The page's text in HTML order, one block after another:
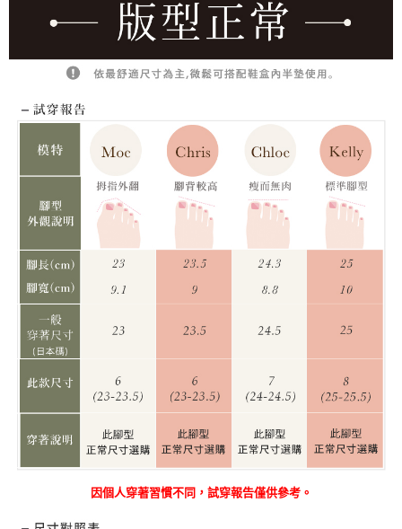
因個人穿著習慣不同，試穿報告僅供參考。